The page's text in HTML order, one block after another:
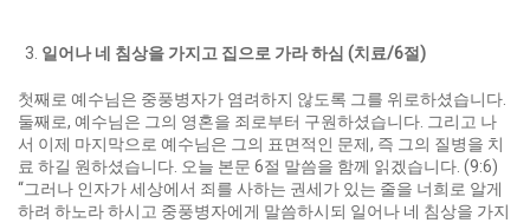
일어나 네 침상을 가지고 집으로 가라 하심 (치료/6절 )
첫째로 예수님은 중풍병자가 염려하지 않도록 그를 위로하셨습니다.
둘째로, 예수님은 그의 영혼을 죄로부터 구원하셨습니다. 그리고 나
서 이제 마지막으로 예수님은 그의 표면적인 문제, 즉 그의 질병을 치
료 하길 원하셨습니다. 오늘 본문 6절 말씀을 함께 읽겠습니다. (9:6)
“그러나 인자가 세상에서 죄를 사하는 권세가 있는 줄을 너희로 알게
하려 하노라 하시고 중풍병자에게 말씀하시되 일어나 네 침상을 가지